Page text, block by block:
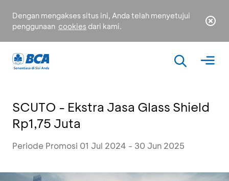
Dengan mengakses situs ini, Anda telah menyetujui
penggunaan cookies dari kami.
SCUTO - Ekstra Jasa Glass Shield
Rp1,75 Juta
Periode Promosi 01 Jul 2024 - 30 Jun 2025